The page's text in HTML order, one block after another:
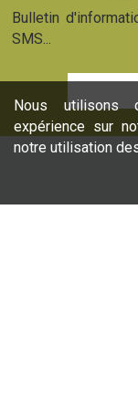
Bulletin
SMS...
Nous utilisons
expérience sur
notre utilisation